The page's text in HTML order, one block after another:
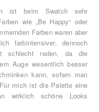
ist beim Swatch sehr
wie „Be Happy“ oder
Farben waren aber
farbintensiver, dennoch
schlecht reden, da die
Auge wesentlich besser
kann, sofern man
mich ist die Palette eine
wirklich schöne Looks